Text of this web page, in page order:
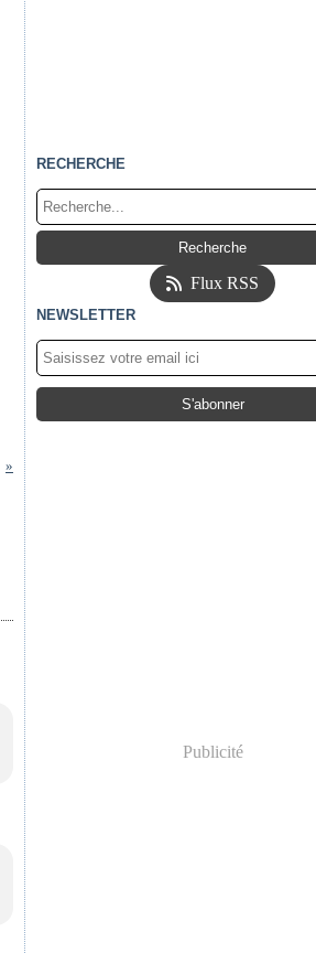
RECHERCHE
Flux RSS
NEWSLETTER
Publicité